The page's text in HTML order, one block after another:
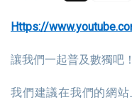
https://
讓我們一起普及數獨吧！
我們建議在我們的網